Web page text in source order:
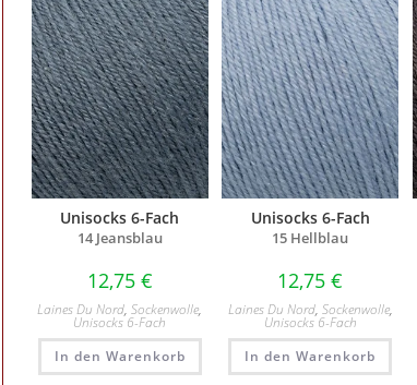
Unisocks 6-Fach
14 Jeansblau​
12,75 €
Laines Du Nord,Sockenwolle,
Unisocks 6-Fach
In den Warenkorb
Unisocks 6-Fach
15 Hellblau​
12,75€
Laines Du Nord, Sockenwolle,
Unisocks 6-Fach
In den Warenkorb